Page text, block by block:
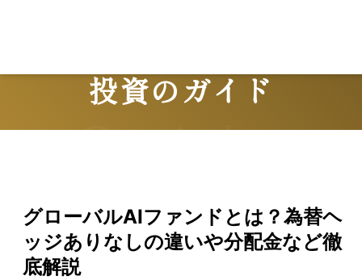
投資のガイド
Guide
グローバルAIファンドとは？為替ヘ
ッジありなしの違いや分配金など徹
底解説